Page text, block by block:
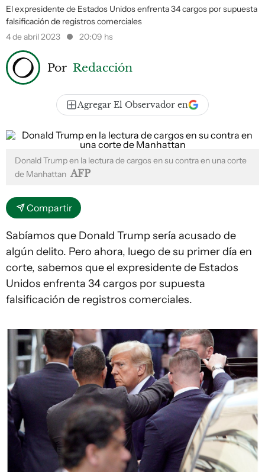
El expresidente de Estados Unidos enfrenta 34 cargos por supuesta
falsificación de registros comerciales
4 de abril 2023
20:09 hs
Por Redacción
Agregar El Observador en
Donald Trump en la lectura de cargos en su contra en una corte
de Manhattan AFP
Compartir
Sabíamos que Donald Trump sería acusado de
algún delito. Pero ahora, luego de su primer día en
corte, sabemos que el expresidente de Estados
Unidos enfrenta 34 cargos por supuesta
falsificación de registros comerciales.